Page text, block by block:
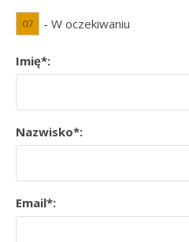
07 - W oczekiwaniu
Imię*:
Nazwisko*:
Email*: